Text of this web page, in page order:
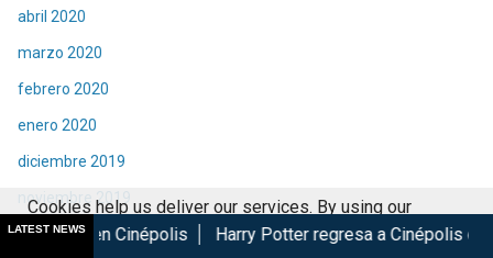
abril 2020
marzo 2020
febrero 2020
enero 2020
diciembre 2019
noviembre 2019
octubre 2019
LATEST NEWSHarry Potter regresa a Cinépolis con menú y
Cookies help us deliver our services. By using our
services, you agree to our use of cookies.
Got it